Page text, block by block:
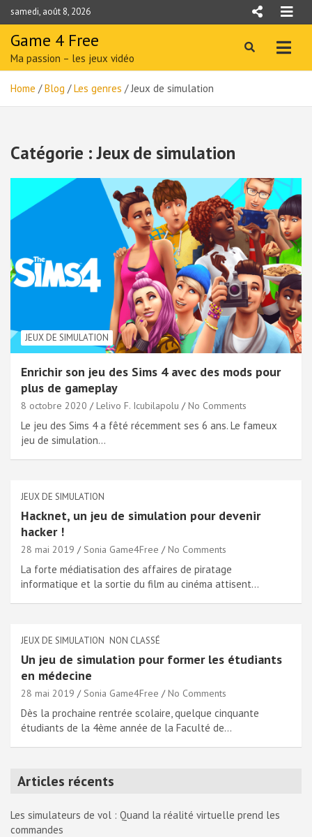
Skip
to
content
samedi, août 8, 2026
Game 4 Free
Ma passion – les jeux vidéo
Home Blog Les genres Jeux de simulation
Catégorie :Jeux de simulation
JEUX DE SIMULATION
Enrichir son jeu des Sims 4 avec des mods pour
plus de gameplay
8 octobre 2020 Lelivo F. Icubilapolu No Comments
Le jeu des Sims 4 a fêté récemment ses 6 ans. Le fameux
jeu de simulation…
JEUX DE SIMULATION
Hacknet, un jeu de simulation pour devenir
hacker !
28 mai 2019 Sonia Game4Free No Comments
La forte médiatisation des affaires de piratage
informatique et la sortie du film au cinéma attisent…
JEUX DE SIMULATION NON CLASSÉ
Un jeu de simulation pour former les étudiants
en médecine
28 mai 2019 Sonia Game4Free No Comments
Dès la prochaine rentrée scolaire, quelque cinquante
étudiants de la 4ème année de la Faculté de…
Articles récents
Les simulateurs de vol : Quand la réalité virtuelle prend les
commandes